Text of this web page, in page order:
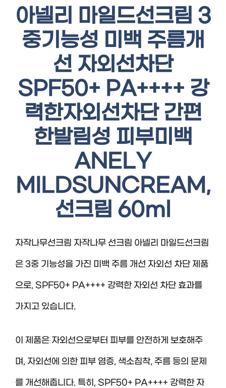
아넬리 마일드선크림 3
중기능성 미백 주름개
선 자외선차단
SPF50+ PA++++ 강
력한자외선차단 간편
한발림성 피부미백
ANELY
MILDSUNCREAM,
선크림 60ml
자작나무선크림 자작나무 선크림 아넬리 마일드선크림
은 3중 기능성을 가진 미백 주름 개선 자외선 차단 제품
으로, SPF50+ PA++++ 강력한 자외선 차단 효과를
가지고 있습니다.
이 제품은 자외선으로부터 피부를 안전하게 보호해주
며, 자외선에 의한 피부 염증, 색소침착, 주름 등의 문제
를 개선해줍니다. 특히, SPF50+ PA++++ 강력한 자